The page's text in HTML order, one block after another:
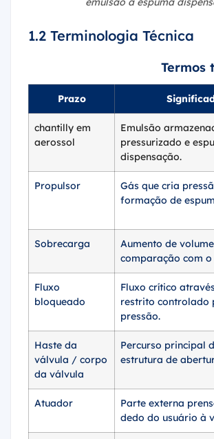
1.2 Terminologia Técnica
Termos
Prazo
chantilly em
aerossol
Emulsão
pressurizado e
dispensação.
Propulsor
Gás que cria
formação de
Sobrecarga
Aumento de
comparação com
Fluxo
bloqueado
Fluxo crítico
restrito controlado
pressão.
Haste da
válvula / corpo
da válvula
Percurso principal
estrutura de
Atuador
Parte externa
dedo do usuário à